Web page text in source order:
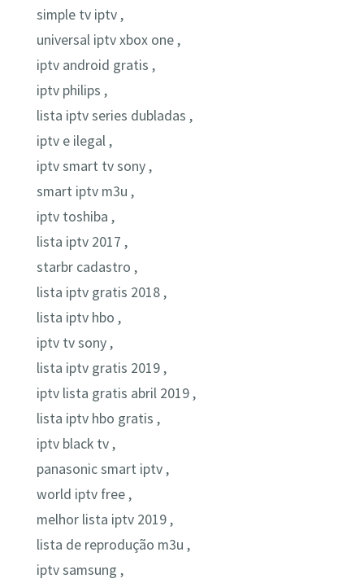
simple tv iptv ,
universal iptv xbox one ,
iptv android gratis ,
iptv philips ,
lista iptv series dubladas ,
iptv e ilegal ,
iptv smart tv sony ,
smart iptv m3u ,
iptv toshiba ,
lista iptv 2017 ,
starbr cadastro ,
lista iptv gratis 2018 ,
lista iptv hbo ,
iptv tv sony ,
lista iptv gratis 2019 ,
iptv lista gratis abril 2019 ,
lista iptv hbo gratis ,
iptv black tv ,
panasonic smart iptv ,
world iptv free ,
melhor lista iptv 2019 ,
lista de reprodução m3u ,
iptv samsung ,